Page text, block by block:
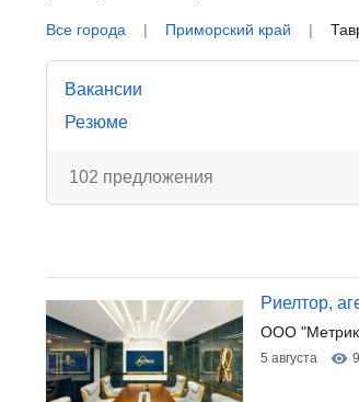
Все города | Приморский край |
Вакансии
Резюме
102 предложения
Риелтор,
ООО
5 августа 9